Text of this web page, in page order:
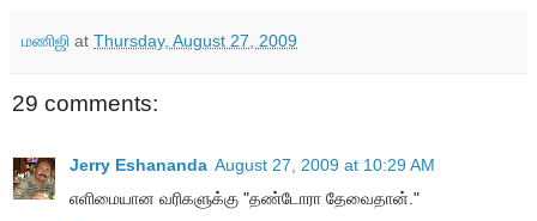
மணிஜி at Thursday, August 27, 2009
29 comments:
Jerry Eshananda August 27, 2009 at 10:29 AM
எளிமையான வரிகளுக்கு "தண்டோரா தேவைதான்."